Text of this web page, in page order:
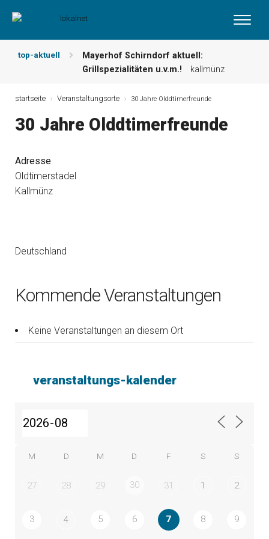
top-aktuell
Mayerhof Schirndorf aktuell:
Grillspezialitäten u.v.m.!
kallmünz
und mehr … burglengenfeld
zahlen!
kommentare & serien &
startseite Veranstaltungsorte 30 Jahre Olddtimerfreunde
30 Jahre Olddtimerfreunde
Adresse
Oldtimerstadel
Kallmünz
Deutschland
Kommende Veranstaltungen
Keine Veranstaltungen an diesem Ort
veranstaltungs-kalender
M D M D F S S
27 28 29 30 31 1 2
3 4 5 6 7 8 9